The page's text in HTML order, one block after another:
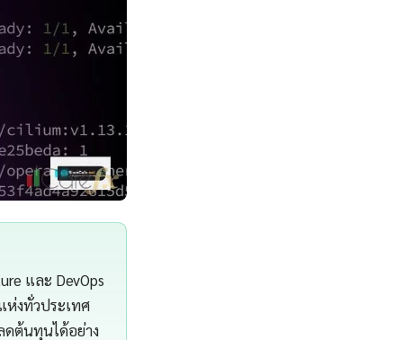
และ DevOps
ห่งทั่วประเทศ
ดต้นทุนได้อย่าง